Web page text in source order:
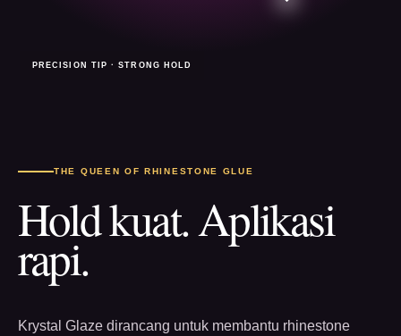
PRECISION TIP · STRONG HOLD
THE QUEEN OF RHINESTONE GLUE
Hold kuat. Aplikasi
rapi.
Krystal Glaze dirancang untuk membantu rhinestone